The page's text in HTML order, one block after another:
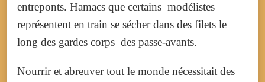
entreponts. Hamacs que certains modélistes
représentent en train se sécher dans des filets le
long des gardes corps des passe-avants.
Nourrir et abreuver tout le monde nécessitait des